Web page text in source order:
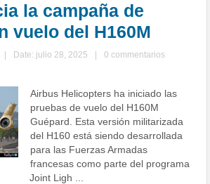
la campaña de
vuelo del H160M
Date: julio 28, 2025
0 commentarios
Airbus Helicopters ha iniciado las
pruebas de vuelo del H160M
Guépard. Esta versión militarizada
del H160 está siendo desarrollada
para las Fuerzas Armadas
francesas como parte del programa
Joint Ligh ...